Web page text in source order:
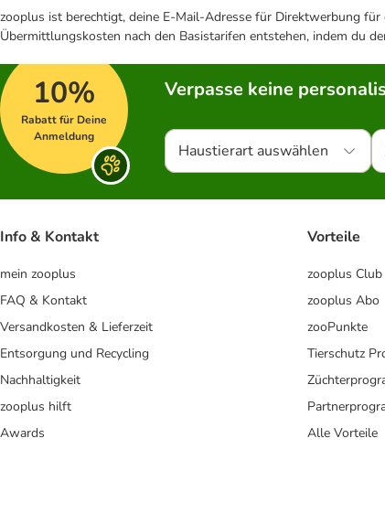
zooplus ist berechtigt, deine E-Mail-Adresse für Direktwerbung
Übermittlungskosten nach den Basistarifen entstehen, indem du
10%
Rabatt für Deine
Anmeldung
Verpasse keine
Haustierart auswählen
Info & Kontakt
mein zooplus
FAQ & Kontakt
Versandkosten & Lieferzeit
Entsorgung und Recycling
Nachhaltigkeit
zooplus hilft
Awards
Vorteile
zooplus Club
zooplus Abo
zooPunkte
Tierschutz
Alle Vorteile